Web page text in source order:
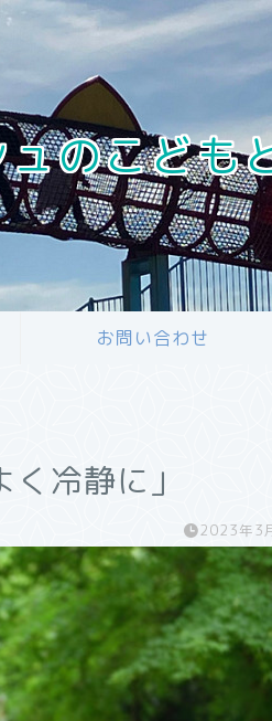
ュのこど
お問い合わせ
冷静に」
2023年3